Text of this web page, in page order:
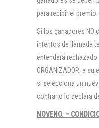
para recibir el premio.
Si los ganadores NO
intentos de llamada
entenderá rechazado
ORGANIZADOR, a
si selecciona un
contrario lo declara
NOVENO. –